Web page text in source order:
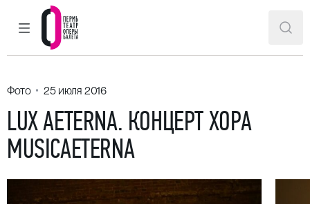
ГЛАВНОЕ МЕНЮ
Пермский театр оперы и балета
Фото 25 июля 2016
LUX AETERNA. КОНЦЕРТ ХОРА
MUSICAETERNA